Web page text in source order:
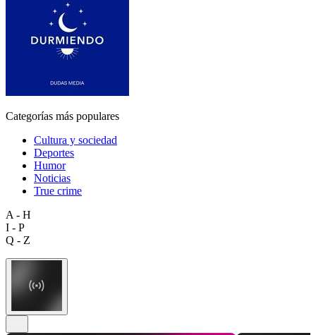
Categorías más populares
Cultura y sociedad
Deportes
Humor
Noticias
True crime
A - H
I - P
Q - Z